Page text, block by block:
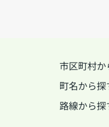
市区町村か
町名から探
路線から探